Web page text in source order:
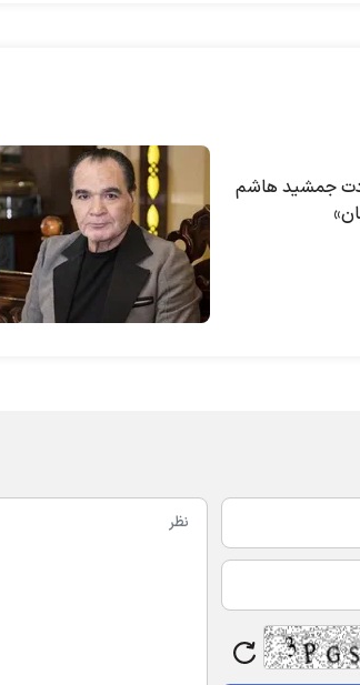
جمشید هاشم